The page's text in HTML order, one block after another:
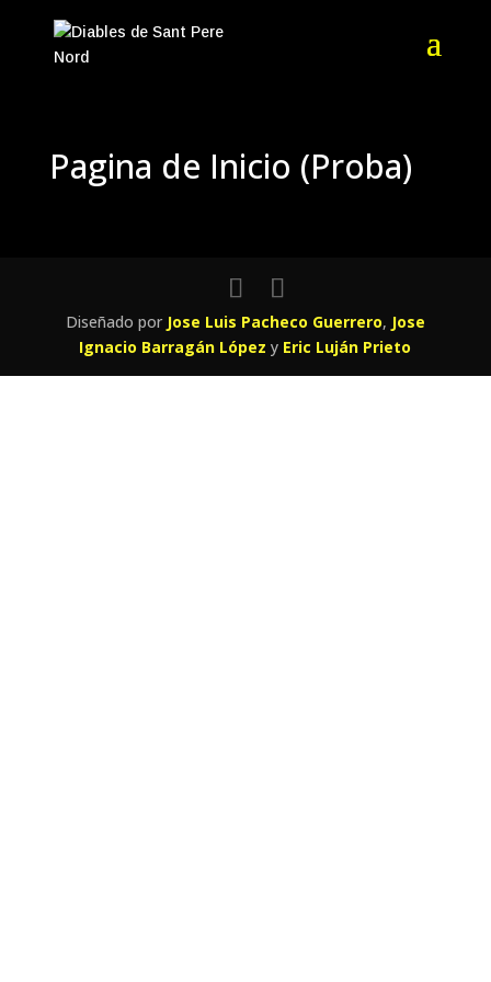
Pagina de Inicio (Proba)
Diseñado por Jose Luis Pacheco Guerrero, Jose
Ignacio Barragán Lópezy Eric Luján Prieto